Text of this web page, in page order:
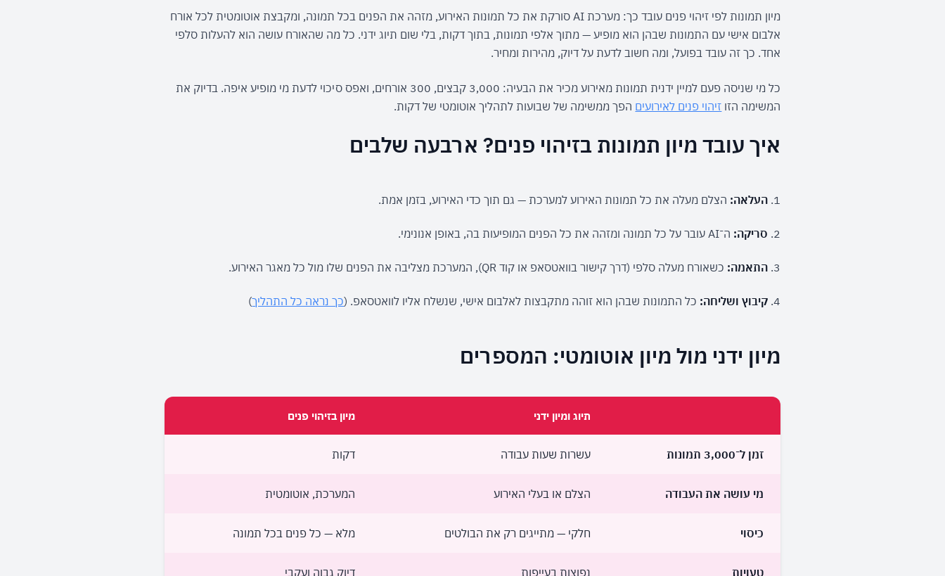
אחד. כך זה עובד בפועל, ומה חשוב לדעת על דיוק, מהירות ומחיר.
המשימה הזו זיהוי פנים לאירועים הפך ממשימה של שבועות לתהליך אוטומטי של דקות.
איך עובד מיון תמונות בזיהוי פנים? ארבעה שלבים
העלאה: הצלם מעלה את כל תמונות האירוע למערכת — גם תוך כדי האירוע, בזמן אמת.
סריקה: ה־AI עובר על כל תמונה ומזהה את כל הפנים המופיעות בה, באופן אנונימי.
התאמה: כשאורח מעלה סלפי (דרך קישור בוואטסאפ או קוד QR), המערכת מצליבה את הפנים שלו מול כל מאגר האירוע.
קיבוץ ושליחה: כל התמונות שבהן הוא זוהה מתקבצות לאלבום אישי, שנשלח אליו לוואטסאפ. (כך נראה כל התהליך)
מיון ידני מול מיון אוטומטי: המספרים
תיוג ומיון ידני מיון בזיהוי פנים
זמן ל־3,000 תמונות עשרות שעות עבודה דקות
מי עושה את העבודה הצלם או בעלי האירוע המערכת, אוטומטית
כיסוי חלקי — מתייגים רק את הבולטים מלא — כל פנים בכל תמונה
טעויות נפוצות בעייפות דיוק גבוה ועקבי